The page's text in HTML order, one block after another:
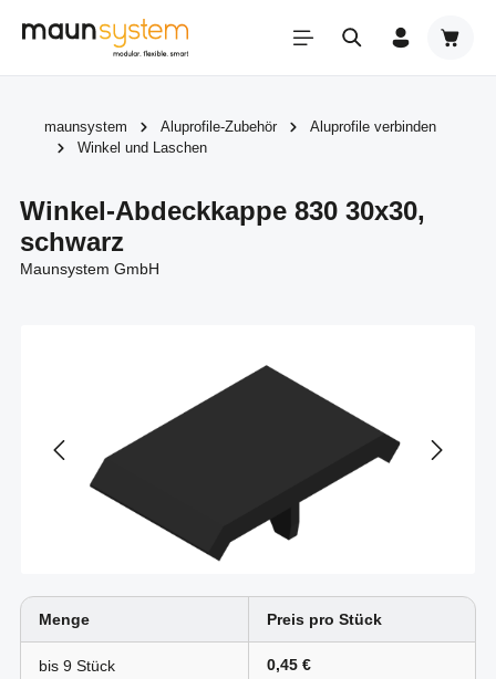
Zum Hauptinhalt springen
maunsystem Aluprofile-Zubehör
Aluprofile verbinden
Winkel und Laschen
Winkel-Abdeckkappe 830 30x30,
schwarz
Maunsystem GmbH
Menge Preis pro Stück
bis 9 0,45 €